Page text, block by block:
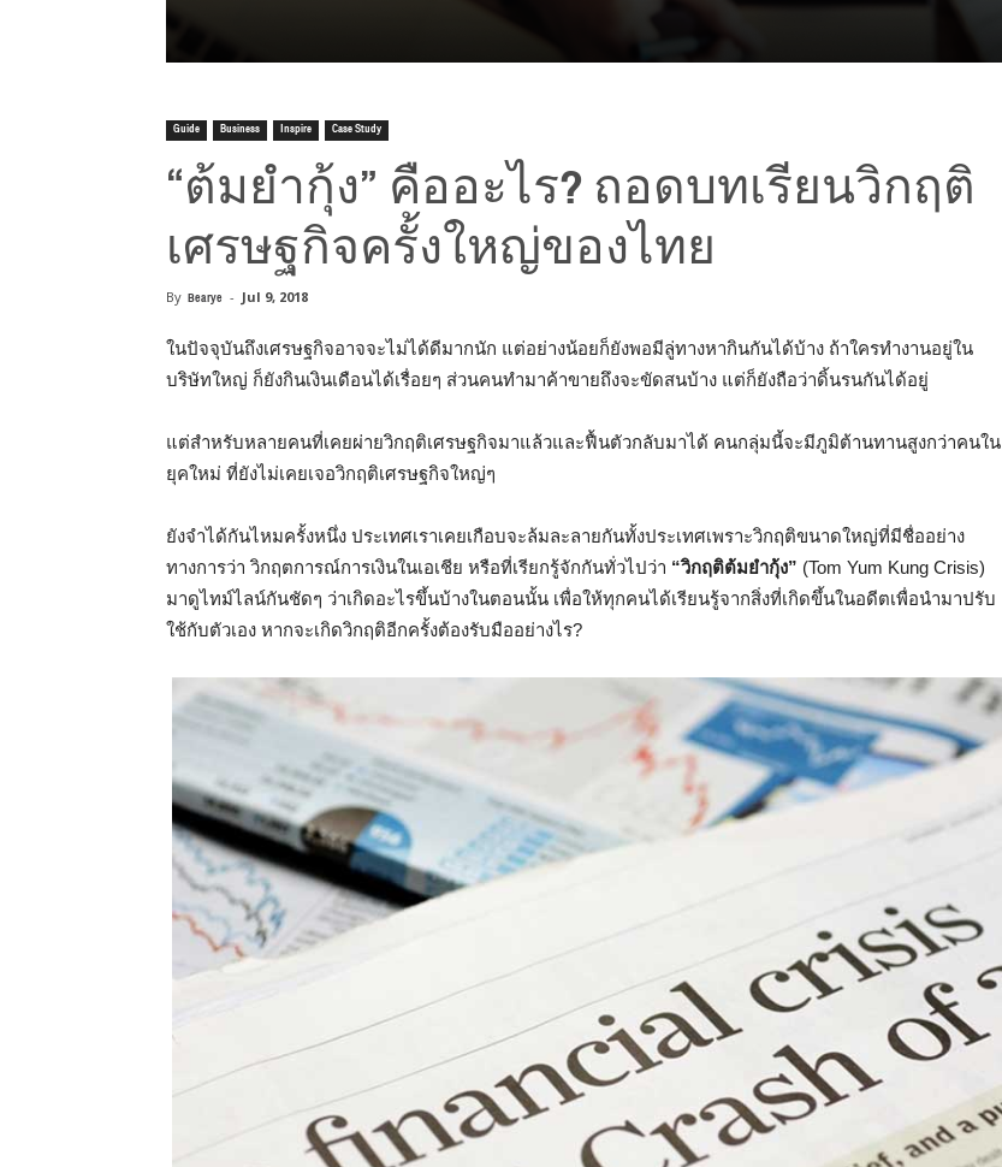
Guide Business Inspire Case Study
“ต้มยำกุ้ง” คืออะไร? ถอดบทเรียนวิกฤติ
เศรษฐกิจครั้งใหญ่ของไทย
By Bearye - Jul 9, 2018
ในปัจจุบันถึงเศรษฐกิจอาจจะไม่ได้ดีมากนัก แต่อย่างน้อยก็ยังพอมีลู่ทางหากินกันได้บ้าง ถ้าใครทำงานอยู่ใน
บริษัทใหญ่ ก็ยังกินเงินเดือนได้เรื่อยๆ ส่วนคนทำมาค้าขายถึงจะขัดสนบ้าง แต่ก็ยังถือว่าดิ้นรนกันได้อยู่
แต่สำหรับหลายคนที่เคยผ่ายวิกฤติเศรษฐกิจมาแล้วและฟื้นตัวกลับมาได้ คนกลุ่มนี้จะมีภูมิต้านทานสูงกว่าคนใน
ยุคใหม่ ที่ยังไม่เคยเจอวิกฤติเศรษฐกิจใหญ่ๆ
ยังจำได้กันไหมครั้งหนึ่ง ประเทศเราเคยเกือบจะล้มละลายกันทั้งประเทศเพราะวิกฤติขนาดใหญ่ที่มีชื่ออย่าง
ทางการว่า วิกฤตการณ์การเงินในเอเชีย หรือที่เรียกรู้จักกันทั่วไปว่า “วิกฤติต้มยำกุ้ง” (Tom Yum Kung Crisis)
มาดูไทม์ไลน์กันชัดๆ ว่าเกิดอะไรขึ้นบ้างในตอนนั้น เพื่อให้ทุกคนได้เรียนรู้จากสิ่งที่เกิดขึ้นในอดีตเพื่อนำมาปรับ
ใช้กับตัวเอง หากจะเกิดวิกฤติอีกครั้งต้องรับมืออย่างไร?